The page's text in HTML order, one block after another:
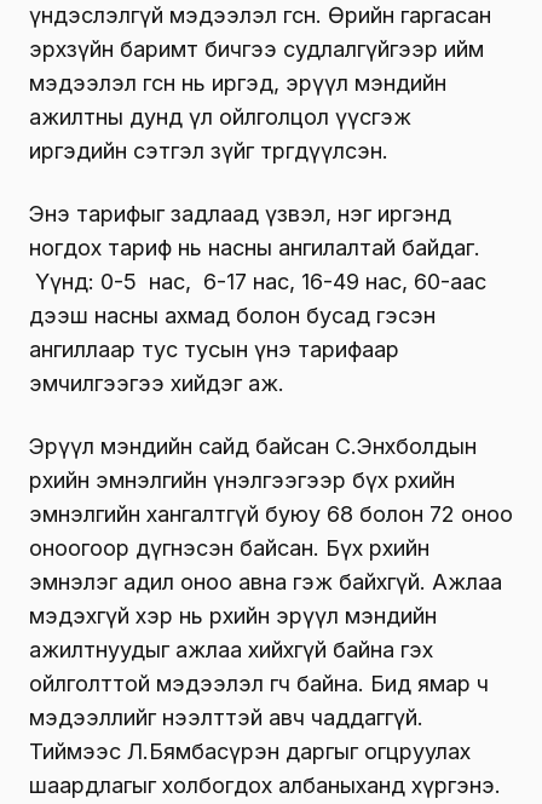
үндэслэлгүй мэдээлэл өгсөн. Өөрийн гаргасан
эрхзүйн баримт бичгээ судлалгүйгээр ийм
мэдээлэл өгсөн нь иргэд, эрүүл мэндийн
ажилтны дунд үл ойлголцол үүсгэж
иргэдийн сэтгэл зүйг төөрөгдүүлсэн.
Энэ тарифыг задлаад үзвэл, нэг иргэнд
ногдох тариф нь насны ангилалтай байдаг.
Үүнд: 0-5 нас, 6-17 нас, 16-49 нас, 60-аас
дээш насны ахмад болон бусад гэсэн
ангиллаар тус тусын үнэ тарифаар
эмчилгээгээ хийдэг аж.
Эрүүл мэндийн сайд байсан С.Энхболдын
өрхийн эмнэлгийн үнэлгээгээр бүх өрхийн
эмнэлгийн хангалтгүй буюу 68 болон 72 оноо
оноогоор дүгнэсэн байсан. Бүх өрхийн
эмнэлэг адил оноо авна гэж байхгүй. Ажлаа
мэдэхгүй хэр нь өрхийн эрүүл мэндийн
ажилтнуудыг ажлаа хийхгүй байна гэх
ойлголттой мэдээлэл өгч байна. Бид ямар ч
мэдээллийг нээлттэй авч чаддаггүй.
Тиймээс Л.Бямбасүрэн даргыг огцруулах
шаардлагыг холбогдох албаныханд хүргэнэ.